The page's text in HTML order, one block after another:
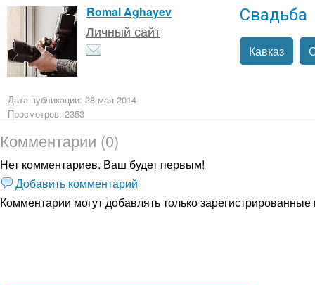
Romal Aghayev
Личный сайт
Свадьба
Кавказ
Дата публикации: 28 мая 2014
Просмотров: 2353
Комментарии (0)
Нет комментариев. Ваш будет первым!
Добавить комментарий
Комментарии могут добавлять толькозарегистрированные